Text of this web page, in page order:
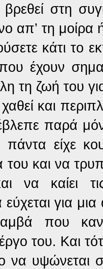
στη
απ’ τη μοίρα
κάτι το
έχουν
τη ζωή του
και
παρά
είχε
του και να
να καίει
για
που
του. Και
υψώνεται